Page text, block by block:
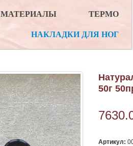
МАТЕРИАЛЫ ТЕРМО
НАКЛАДКИ ДЛЯ НОГ
50г
Артикул: